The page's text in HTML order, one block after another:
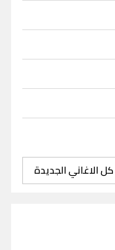
الاغاني الجديدة